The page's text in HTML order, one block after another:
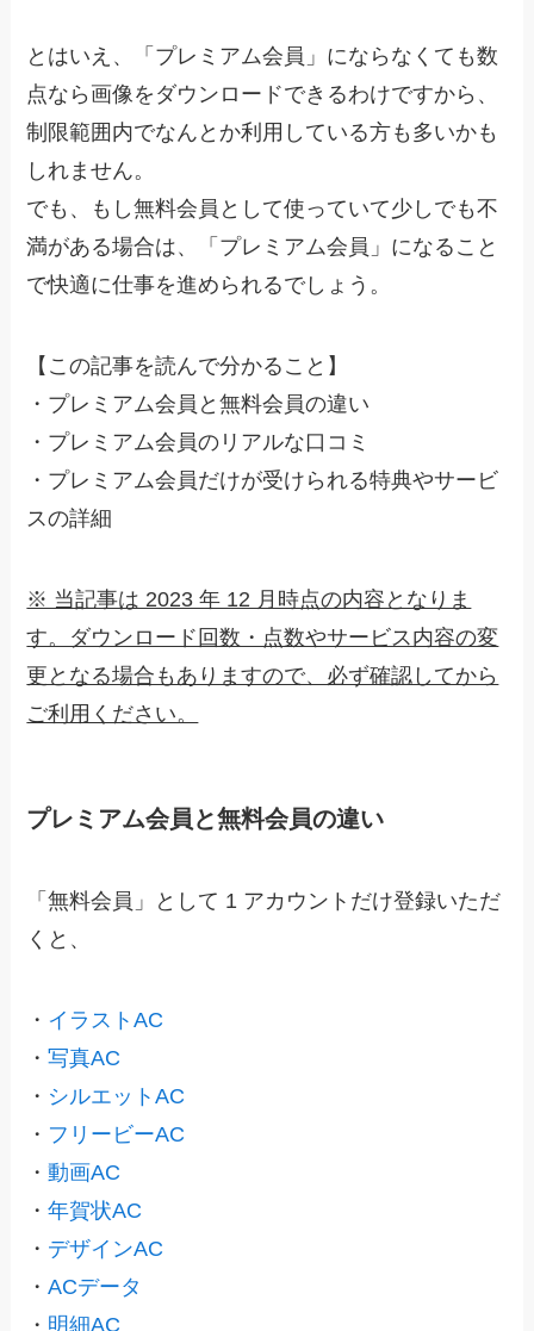
とはいえ、「プレミアム会員」にならなくても数
点なら画像をダウンロードできるわけですから、
制限範囲内でなんとか利用している方も多いかも
しれません。
でも、もし無料会員として使っていて少しでも不
満がある場合は、「プレミアム会員」になること
で快適に仕事を進められるでしょう。
【この記事を読んで分かること】
・プレミアム会員と無料会員の違い
・プレミアム会員のリアルな口コミ
・プレミアム会員だけが受けられる特典やサービ
スの詳細
※ 当記事は 2023 年 12 月時点の内容となりま
す。ダウンロード回数・点数やサービス内容の変
更となる場合もありますので、必ず確認してから
ご利用ください。
プレミアム会員と無料会員の違い
「無料会員」として 1 アカウントだけ登録いただ
くと、
・ イラストAC
・写真AC
・ シルエットAC
・ フリービーAC
・動画AC
・年賀状AC
・ デザインAC
・ACデータ
・ 明細AC